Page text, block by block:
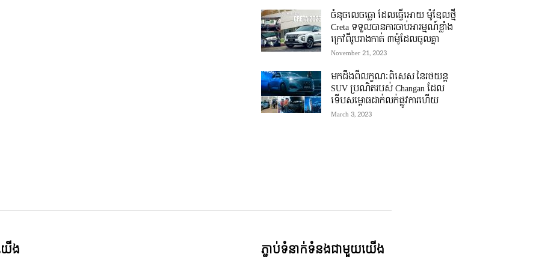
ចំនុចលេចធ្លោ ដែលធ្វើអោយ ម៉ូឌែលថ្មី
Creta ទទួលបានការចាប់អារម្មណ៍ខ្លាំង
ក្រៅពីរូបរាងកាត់ ៣ម៉ូដែលចូលគ្នា
November 21, 2023
មកដឹងពីលក្ខណៈពិសេស នៃរថយន្ត
SUV ប្រណិតរបស់ Changan ដែល
ទើបសម្ភោធដាក់លក់ផ្លូវការហើយ
March 3, 2023
ើង ភ្ជាប់ទំនាក់ទំនងជាមួយយើង